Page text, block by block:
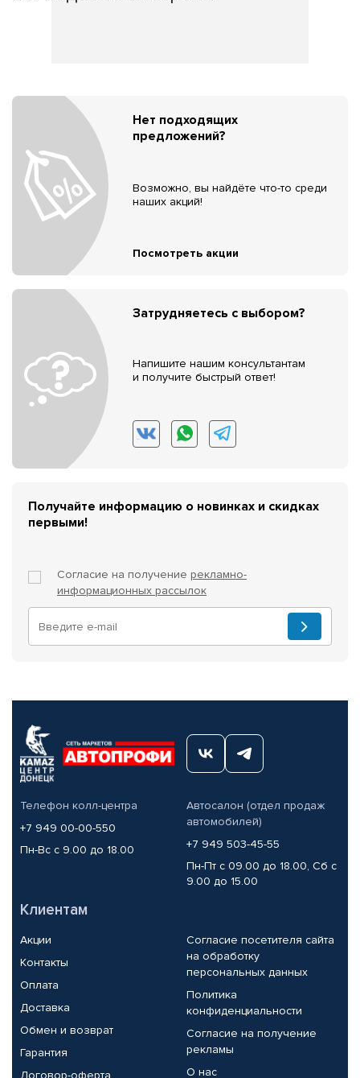
Нет подходящих
предложений?
Возможно, вы найдёте что-то среди
наших акций!
Посмотреть акции
Затрудняетесь с выбором?
Напишите нашим консультантам
и получите быстрый ответ!
Получайте информацию о новинках и скидках
первыми!
Согласие на получение рекламно-
информационных рассылок
Телефон колл-центра
+7 949 00-00-550
Пн-Вс с 9.00 до 18.00
Автосалон (отдел продаж
автомобилей)
+7 949 503-45-55
Пн-Пт с 09.00 до 18.00, Сб с
9.00 до 15.00
Клиентам
Акции
Контакты
Оплата
Доставка
Обмен и возврат
Гарантия
Договор-оферта
Согласие посетителя сайта
на обработку
персональных данных
Политика
конфиденциальности
Согласие на получение
рекламы
О нас